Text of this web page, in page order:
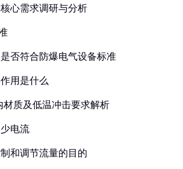
心需求调研与分析
否符合防爆电气设备标准
用是什么
材质及低温冲击要求解析
电流
和调节流量的目的